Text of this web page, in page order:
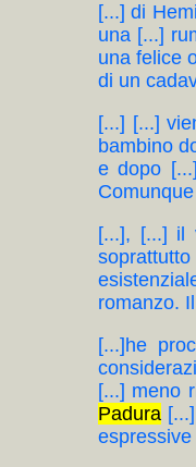
[...] di
una [...]
una felice
di un
[...] [...]
bambino
e dopo
[...], [...] il
romanzo.
[...]he
[...] meno
Padura